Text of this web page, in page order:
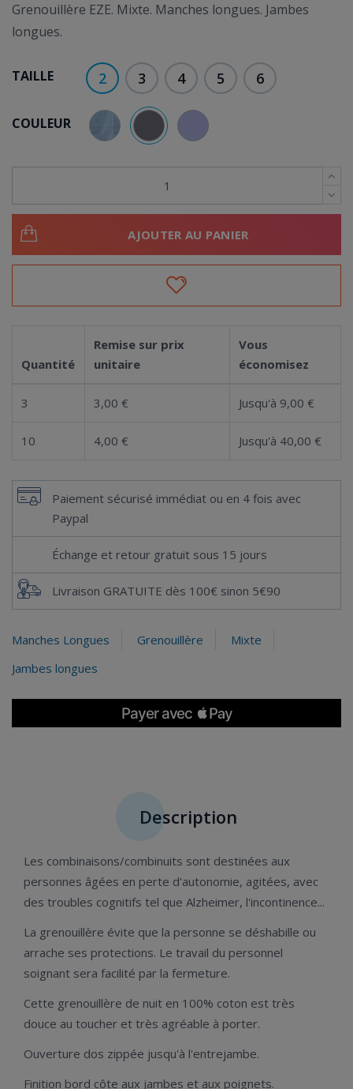
Grenouillère EZE. Mixte. Manches longues. Jambes
longues.
COULEUR BLEU CIELGRIS VIOLET PARME
TAILLE 2 3 4 5 6
AJOUTER AU PANIER
Quantité
Remise sur prix
unitaire
Vous
économisez
3 3,00 € Jusqu'à 9,00 €
10 4,00 € Jusqu'à 40,00 €
Paiement sécurisé immédiat ou en 4 fois avec
Paypal
Échange et retour gratuit sous 15 jours
Livraison GRATUITE dès 100€ sinon 5€90
Manches Longues Grenouillère
Mixte
Jambes longues
Description
Les combinaisons/combinuits sont destinées aux
personnes âgées en perte d'autonomie, agitées, avec
des troubles cognitifs tel que Alzheimer, l'incontinence...
La grenouillère évite que la personne se déshabille ou
arrache ses protections. Le travail du personnel
soignant sera facilité par la fermeture.
Cette grenouillère de nuit en 100% coton est très
douce au toucher et très agréable à porter.
Ouverture dos zippée jusqu'à l'entrejambe.
Finition bord côte aux jambes et aux poignets.